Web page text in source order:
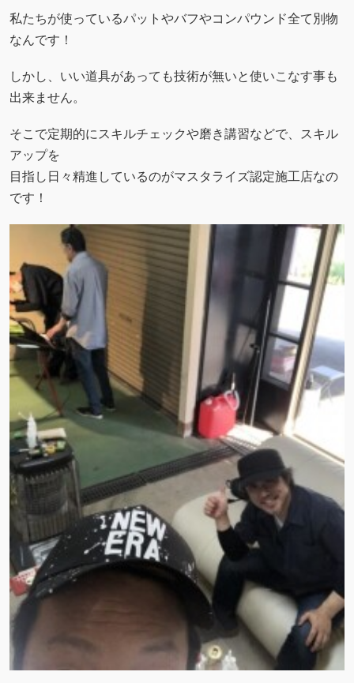
私たちが使っているパットやバフやコンパウンド全て別物
なんです！
しかし、いい道具があっても技術が無いと使いこなす事も
出来ません。
そこで定期的にスキルチェックや磨き講習などで、スキル
アップを
目指し日々精進しているのがマスタライズ認定施工店なの
です！